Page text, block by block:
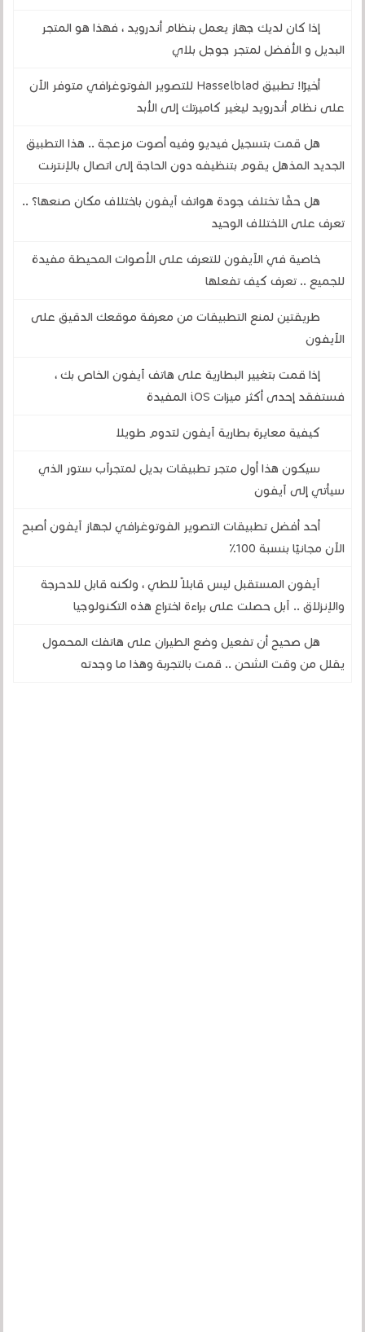
إذا كان لديك جهاز يعمل بنظام أندرويد ، فهذا هو المتجر
البديل و الأفضل لمتجر جوجل بلاي
أخيرًا! تطبيق Hasselblad للتصوير الفوتوغرافي متوفر الآن
على نظام أندرويد ليغير كاميرتك إلى الأبد
هل قمت بتسجيل فيديو وفيه أصوت مزعجة .. هذا التطبيق
الجديد المذهل يقوم بتنظيفه دون الحاجة إلى اتصال بالإنترنت
هل حقًا تختلف جودة هواتف آيفون باختلاف مكان صنعها؟ ..
تعرف على الاختلاف الوحيد
خاصية في الآيفون للتعرف على الأصوات المحيطة مفيدة
للجميع .. تعرف كيف تفعلها
طريقتين لمنع التطبيقات من معرفة موقعك الدقيق على
الآيفون
إذا قمت بتغيير البطارية على هاتف آيفون الخاص بك ،
فستفقد إحدى أكثر ميزات iOS المفيدة
كيفية معايرة بطارية آيفون لتدوم طويلا
سيكون هذا أول متجر تطبيقات بديل لمتجرآب ستور الذي
سيأتي إلى آيفون
أحد أفضل تطبيقات التصوير الفوتوغرافي لجهاز آيفون أصبح
الآن مجانيًا بنسبة 100٪
آيفون المستقبل ليس قابلاً للطي ، ولكنه قابل للدحرجة
والإنزلاق .. آبل حصلت على براءة اختراع هذه التكنولوجيا
هل صحيح أن تفعيل وضع الطيران على هاتفك المحمول
يقلل من وقت الشحن .. قمت بالتجربة وهذا ما وجدته